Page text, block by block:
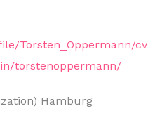
Torsten_Oppermann/cv
torstenoppermann/
Hamburg